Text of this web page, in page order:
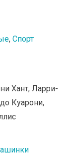
, Спорт
Хант, Ларри-
Куарони,